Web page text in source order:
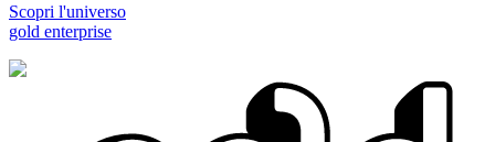
Scopri l'universo
gold enterprise